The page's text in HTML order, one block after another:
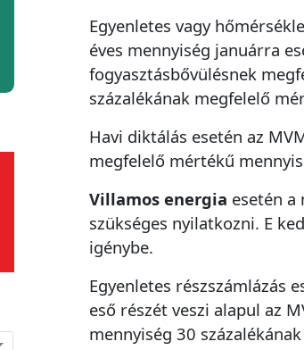
A hiba jellege
Hiba leírása *
Egyenletes vagy
éves mennyiség januárra
fogyasztásbővülésnek
százalékának megfelelő
Havi diktálás esetén az
megfelelő mértékű
Villamos energia esetén
szükséges nyilatkozni. E
igénybe.
Egyenletes részszámlázás
eső részét veszi alapul az
mennyiség 30